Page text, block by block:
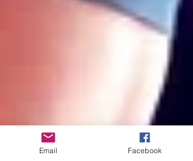
Email Facebook